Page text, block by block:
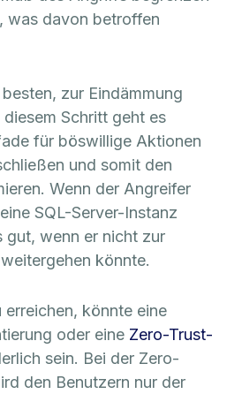
was davon betroffen
zur Eindämmung
Schritt geht es
für böswillige Aktionen
und somit den
Wenn der Angreifer
SQL-Server-Instanz
gut, wenn er nicht zur
könnte.
erreichen, könnte eine
oder eine Zero-Trust-
sein. Bei der Zero-
den Benutzern nur der